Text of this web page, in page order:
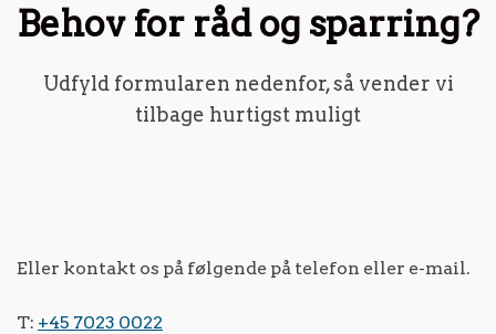
Behov for råd og sparring?
Udfyld formularen nedenfor, så vender vi
tilbage hurtigst muligt
Eller kontakt os på følgende på telefon eller e-mail.
T: +45 7023 0022